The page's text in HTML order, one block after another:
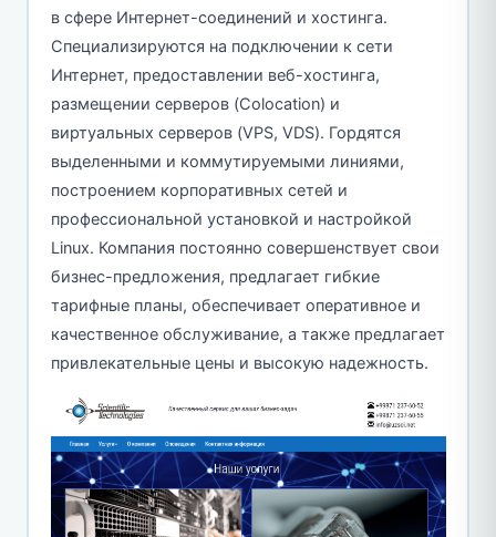
в сфере Интернет-соединений и хостинга.
Специализируются на подключении к сети
Интернет, предоставлении веб-хостинга,
размещении серверов (Colocation) и
виртуальных серверов (VPS, VDS). Гордятся
выделенными и коммутируемыми линиями,
построением корпоративных сетей и
профессиональной установкой и настройкой
Linux. Компания постоянно совершенствует свои
бизнес-предложения, предлагает гибкие
тарифные планы, обеспечивает оперативное и
качественное обслуживание, а также предлагает
привлекательные цены и высокую надежность.